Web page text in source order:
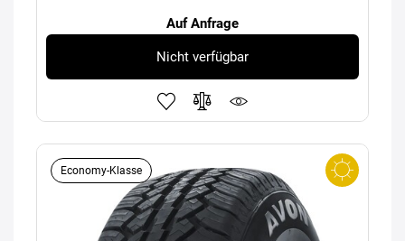
Auf Anfrage
Nicht verfügbar
Economy-Klasse